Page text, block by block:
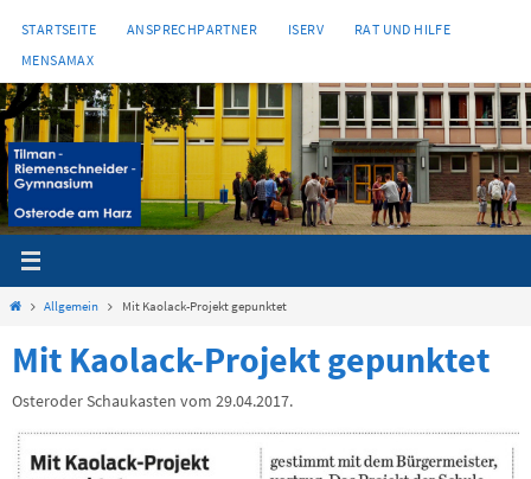
Inhalt
springen
STARTSEITE ANSPRECHPARTNER ISERV
RAT UND HILFE
MENSAMAX
StartAllgemein Mit Kaolack-Projekt gepunktet
Mit Kaolack-Projekt gepunktet
Osteroder Schaukasten vom 29.04.2017.